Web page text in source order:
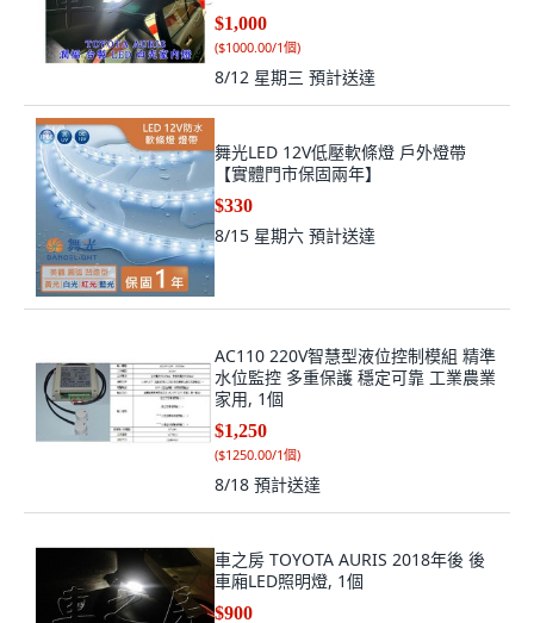
$1,000
($1000.00/1個)
8/12 星期三 預計送達
舞光LED 12V低壓軟條燈 戶外燈帶
【實體門市保固兩年】
$330
8/15 星期六 預計送達
AC110 220V智慧型液位控制模組 精準
水位監控 多重保護 穩定可靠 工業農業
家用, 1個
$1,250
($1250.00/1個)
8/18 預計送達
車之房 TOYOTA AURIS 2018年後 後
車廂LED照明燈, 1個
$900